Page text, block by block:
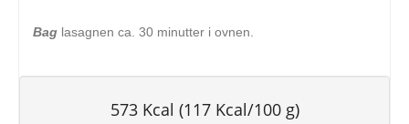
Bag lasagnen ca. 30 minutter i ovnen.
573 Kcal (117 Kcal/100 g)